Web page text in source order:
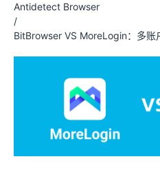
Antidetect Browser
/
BitBrowser VS MoreLogin：多账